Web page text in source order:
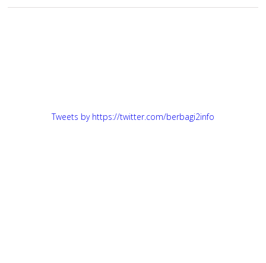
Tweets by https://twitter.com/berbagi2info